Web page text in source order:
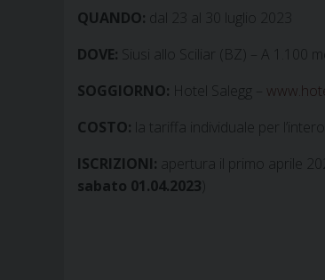
QUANDO: dal 23 al 30 luglio 2023
DOVE: Siusi allo Sciliar (BZ) – A 1.100
SOGGIORNO: Hotel Salegg –
COSTO: la tariffa individuale per
ISCRIZIONI: apertura il primo aprile
sabato 01.04.2023